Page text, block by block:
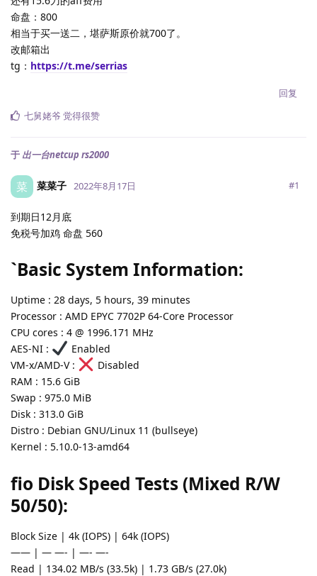
命盘：800
相当于买一送二，堪萨斯原价就700了。
改邮箱出
tg： https://t.me/serrias
回复
七舅姥爷 觉得很赞
于 出一台netcup rs2000
菜 菜菜子 2022年8月17日 #1
到期日12月底
免税号加鸡 命盘 560
`Basic System Information:
Uptime : 28 days, 5 hours, 39 minutes
Processor : AMD EPYC 7702P 64-Core Processor
CPU cores : 4 @ 1996.171 MHz
AES-NI :
Enabled
VM-x/AMD-V :
Disabled
RAM : 15.6 GiB
Swap : 975.0 MiB
Disk : 313.0 GiB
Distro : Debian GNU/Linux 11 (bullseye)
Kernel : 5.10.0-13-amd64
fio Disk Speed Tests (Mixed R/W
50/50):
Block Size | 4k (IOPS) | 64k (IOPS)
—— | — —- | —- —-
Read | 134.02 MB/s (33.5k) | 1.73 GB/s (27.0k)